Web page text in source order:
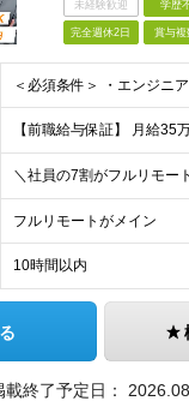
未経験歓迎 学歴
完全週休2日 賞与複
フルリモートがメイン
10時間以内
載終了予定日：